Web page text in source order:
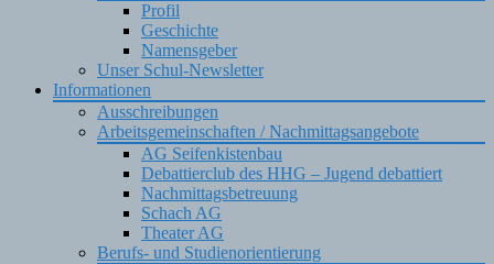
Profil
Geschichte
Namensgeber
Unser Schul-Newsletter
Informationen
Ausschreibungen
Arbeitsgemeinschaften / Nachmittagsangebote
AG Seifenkistenbau
Debattierclub des HHG – Jugend debattiert
Nachmittagsbetreuung
Schach AG
Theater AG
Berufs- und Studienorientierung